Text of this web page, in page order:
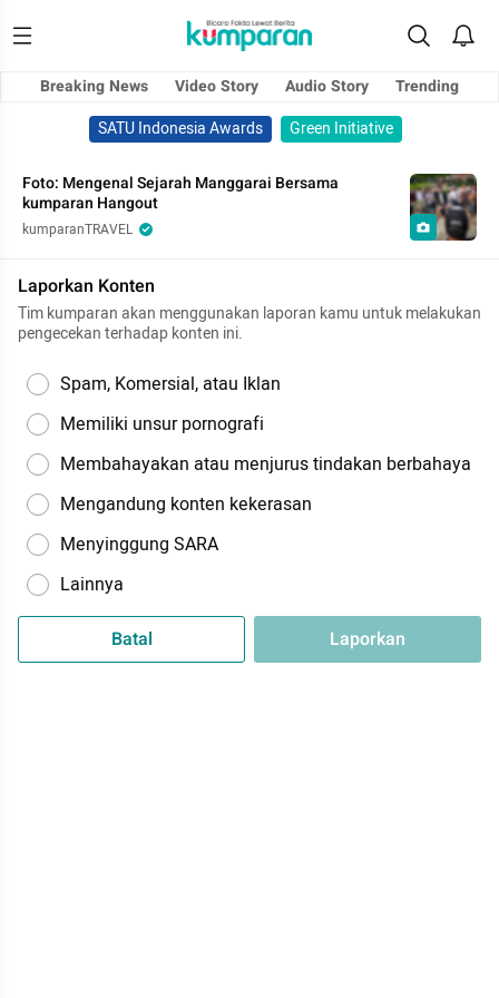
Breaking News Video Story Audio Story
Trending
SATU Indonesia Awards
Green Initiative
Foto: Mengenal Sejarah Manggarai Bersama
kumparan Hangout
kumparanTRAVEL
Laporkan Konten
Tim kumparan akan menggunakan laporan kamu untuk melakukan
pengecekan terhadap konten ini.
Spam, Komersial, atau Iklan
Memiliki unsur pornografi
Membahayakan atau menjurus tindakan berbahaya
Mengandung konten kekerasan
Menyinggung SARA
Lainnya
Batal Laporkan